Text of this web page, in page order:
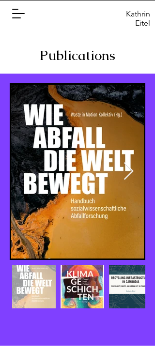
Kathrin
Eitel
Publications